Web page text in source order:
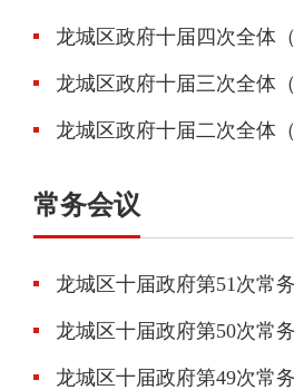
龙城区政府十届四次全体
龙城区政府十届三次全体
龙城区政府十届二次全体
常务会议
龙城区十届政府第51次常
龙城区十届政府第50次常
龙城区十届政府第49次常